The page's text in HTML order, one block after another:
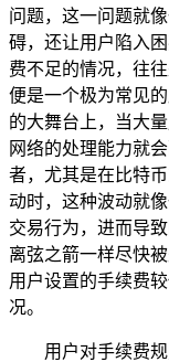
问题，这一问题就
碍，还让用户陷入
费不足的情况，往
便是一个极为常见
的大舞台上，当大
网络的处理能力就
者，尤其是在比特
动时，这种波动就
交易行为，进而导
离弦之箭一样尽快
用户设置的手续费
况。
用户对手续费